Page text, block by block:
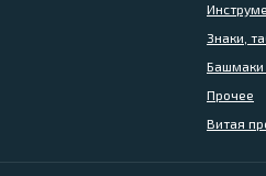
Знаки,
Башмаки
Прочее
Витая